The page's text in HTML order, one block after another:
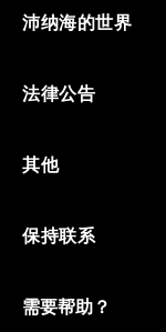
沛纳海的世界
法律公告
其他
保持联系
需要帮助？